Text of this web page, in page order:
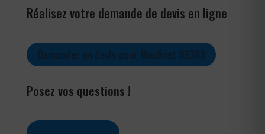
Réalisez votre demande de devis en ligne
Posez vos questions !